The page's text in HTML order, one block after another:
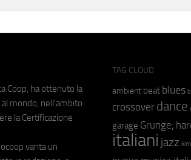
Coop, ha ottenuto la
mondo, nell'ambito
la Certificazione
vanta un
TAG CLOUD
ambient beat blues
crossover dance
garage Grunge;
italiani jazz